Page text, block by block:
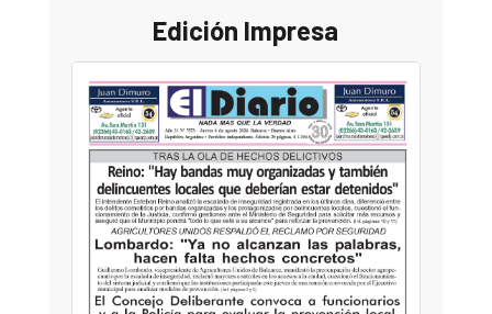
Edición Impresa